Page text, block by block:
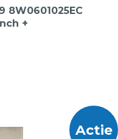
8W0601025EC
+
Actie